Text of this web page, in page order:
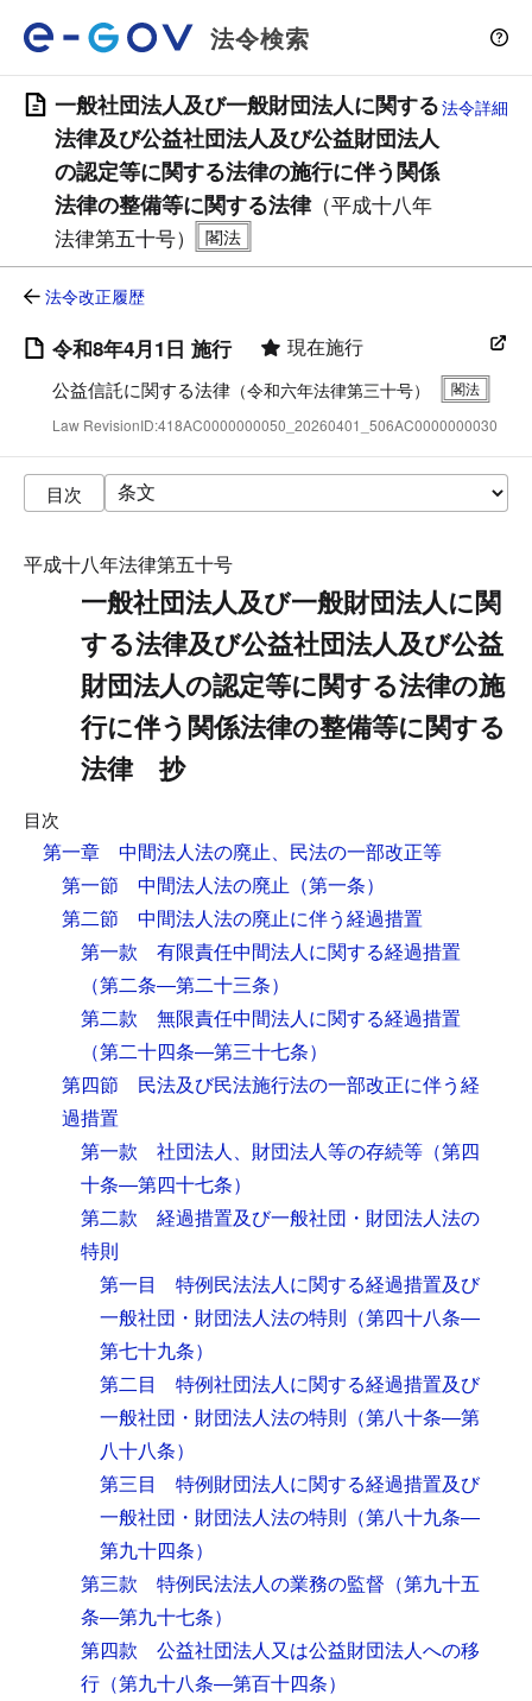
法令検索
一般社団法人及び一般財団法人に関する
法律及び公益社団法人及び公益財団法人
の認定等に関する法律の施行に伴う関係
法律の整備等に関する法律（平成十八年
法律第五十号）
法令詳細
法令改正履歴
令和8年4月1日 施行 現在施行
公益信託に関する法律 （令和六年法律第三十号）
Law RevisionID:418AC0000000050_20260401_506AC0000000030
目次
平成十八年法律第五十号
一般社団法人及び一般財団法人に関
する法律及び公益社団法人及び公益
財団法人の認定等に関する法律の施
行に伴う関係法律の整備等に関する
法律 抄
目次
第一章 中間法人法の廃止、民法の一部改正等
第一節 中間法人法の廃止 （第一条）
第二節 中間法人法の廃止に伴う経過措置
第一款 有限責任中間法人に関する経過措置
（第二条―第二十三条）
第二款 無限責任中間法人に関する経過措置
（第二十四条―第三十七条）
第四節 民法及び民法施行法の一部改正に伴う経
過措置
第一款 社団法人、財団法人等の存続等 （第四
十条―第四十七条）
第二款 経過措置及び一般社団・財団法人法の
特則
第一目 特例民法法人に関する経過措置及び
一般社団・財団法人法の特則 （第四十八条―
第七十九条）
第二目 特例社団法人に関する経過措置及び
一般社団・財団法人法の特則 （第八十条―第
八十八条）
第三目 特例財団法人に関する経過措置及び
一般社団・財団法人法の特則 （第八十九条―
第九十四条）
第三款 特例民法法人の業務の監督 （第九十五
条―第九十七条）
第四款 公益社団法人又は公益財団法人への移
行 （第九十八条―第百十四条）